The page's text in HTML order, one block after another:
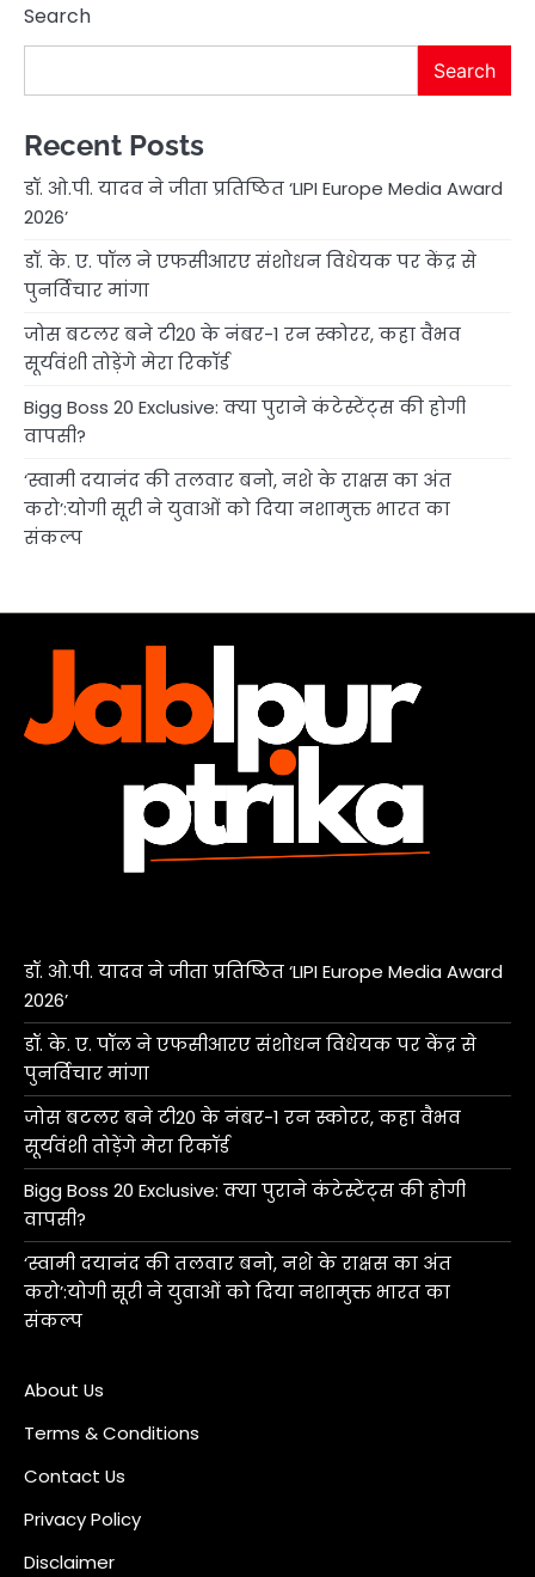
Search
Search
Recent Posts
डॉ. ओ.पी. यादव ने जीता प्रतिष्ठित ‘LIPI Europe Media Award
2026’
डॉ. के. ए. पॉल ने एफसीआरए संशोधन विधेयक पर केंद्र से
पुनर्विचार मांगा
जोस बटलर बने टी20 के नंबर-1 रन स्कोरर, कहा वैभव
सूर्यवंशी तोड़ेंगे मेरा रिकॉर्ड
Bigg Boss 20 Exclusive: क्या पुराने कंटेस्टेंट्स की होगी
वापसी?
‘स्वामी दयानंद की तलवार बनो, नशे के राक्षस का अंत
करो’:योगी सूरी ने युवाओं को दिया नशामुक्त भारत का
संकल्प
डॉ. ओ.पी. यादव ने जीता प्रतिष्ठित ‘LIPI Europe Media Award
2026’
डॉ. के. ए. पॉल ने एफसीआरए संशोधन विधेयक पर केंद्र से
पुनर्विचार मांगा
जोस बटलर बने टी20 के नंबर-1 रन स्कोरर, कहा वैभव
सूर्यवंशी तोड़ेंगे मेरा रिकॉर्ड
Bigg Boss 20 Exclusive: क्या पुराने कंटेस्टेंट्स की होगी
वापसी?
‘स्वामी दयानंद की तलवार बनो, नशे के राक्षस का अंत
करो’:योगी सूरी ने युवाओं को दिया नशामुक्त भारत का
संकल्प
About Us
Terms & Conditions
Contact Us
Privacy Policy
Disclaimer